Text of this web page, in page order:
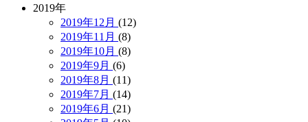
2019年
2019年12月 (12)
2019年11月 (8)
2019年10月 (8)
2019年9月 (6)
2019年8月 (11)
2019年7月 (14)
2019年6月 (21)